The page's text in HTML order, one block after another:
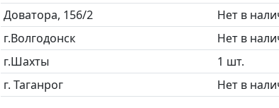
Доватора, 156/2
Нет в
г.Волгодонск
Нет в
г.Шахты
1 шт.
г. Таганрог
Нет в